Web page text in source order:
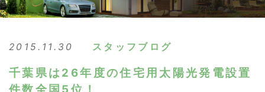
2015.11.30 スタッフブログ
千葉県は26年度の住宅用太陽光発電設置
件数全国5位！